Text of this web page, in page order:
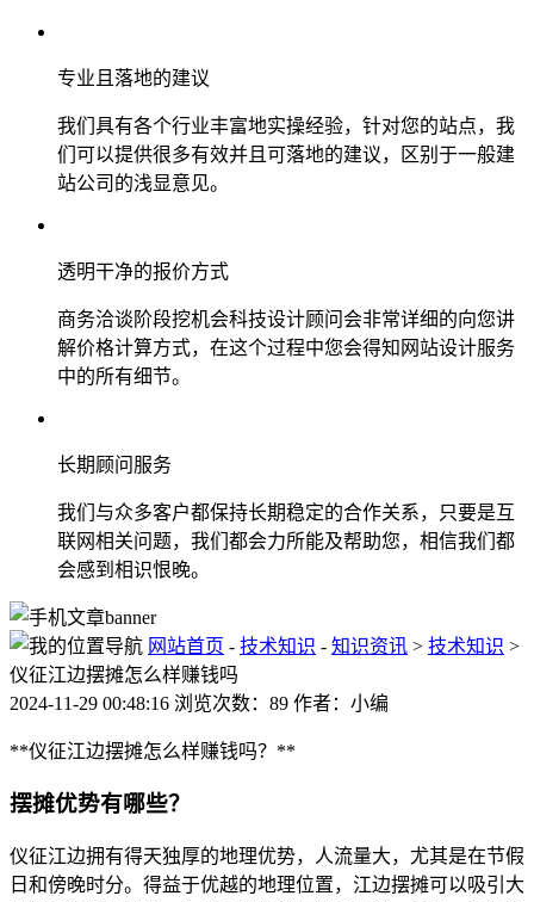
专业且落地的建议
我们具有各个行业丰富地实操经验，针对您的站点，我
们可以提供很多有效并且可落地的建议，区别于一般建
站公司的浅显意见。
透明干净的报价方式
商务洽谈阶段挖机会科技设计顾问会非常详细的向您讲
解价格计算方式，在这个过程中您会得知网站设计服务
中的所有细节。
长期顾问服务
我们与众多客户都保持长期稳定的合作关系，只要是互
联网相关问题，我们都会力所能及帮助您，相信我们都
会感到相识恨晚。
网站首页 - 技术知识 - 知识资讯 > 技术知识 >
仪征江边摆摊怎么样赚钱吗
2024-11-29 00:48:16 浏览次数：89 作者：小编
**仪征江边摆摊怎么样赚钱吗？**
摆摊优势有哪些？
仪征江边拥有得天独厚的地理优势，人流量大，尤其是在节假
日和傍晚时分。得益于优越的地理位置，江边摆摊可以吸引大